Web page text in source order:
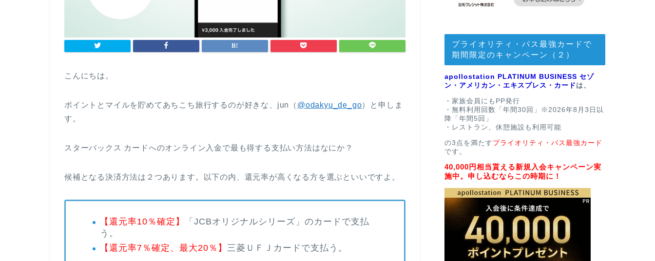
こんにちは。
ポイントとマイルを貯めてあちこち旅行するのが好きな、jun（ @odakyu_de_go）と申しま
す。
スターバックス カードへのオンライン入金で最も得する支払い方法はなにか？
候補となる決済方法は２つあります。以下の内、還元率が高くなる方を選ぶといいですよ。
【還元率10％確定】
「JCBオリジナルシリーズ」のカードで支払
う。
【還元率7％確定、最大20％】 三菱ＵＦＪカードで支払う。
プライオリティ・パス最強カードで
期間限定のキャンペーン（２）
apollostation PLATINUM BUSINESS セゾ
ン・アメリカン・エキスプレス・カード は、
・家族会員にもPP発行
・無料利用回数「年間30回」※2026年8月3日以
降「年間5回」
・レストラン、休憩施設も利用可能
の3点を満たす プライオリティ・パス最強カード
です。
40,000円相当貰える新規入会キャンペーン実
施中。申し込むならこの時期に！